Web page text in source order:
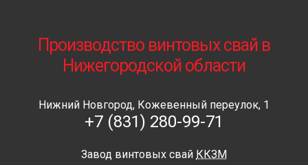
Производство винтовых свай в
Нижегородской области
Нижний Новгород, Кожевенный переулок, 1
+7 (831) 280-99-71
Завод винтовых свай ККЗМ